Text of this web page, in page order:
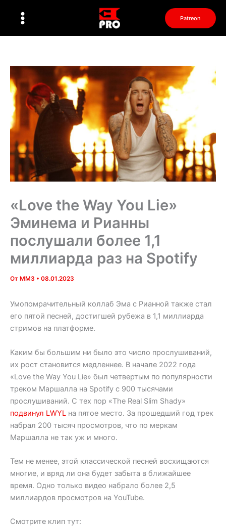
Patreon
«Love the Way You Lie»
Эминема и Рианны
послушали более 1,1
миллиарда раз на Spotify
От MM3 • 08.01.2023
Умопомрачительный коллаб Эма с Рианной также стал
его пятой песней, достигшей рубежа в 1,1 миллиарда
стримов на платформе.
Каким бы большим ни было это число прослушиваний,
их рост становится медленнее. В начале 2022 года
«Love the Way You Lie» был четвертым по популярности
треком Маршалла на Spotify с 900 тысячами
прослушиваний. С тех пор «The Real Slim Shady»
подвинул LWYL на пятое место. За прошедший год трек
набрал 200 тысяч просмотров, что по меркам
Маршалла не так уж и много.
Тем не менее, этой классической песней восхищаются
многие, и вряд ли она будет забыта в ближайшее
время. Одно только видео набрало более 2,5
миллиардов просмотров на YouTube.
Смотрите клип тут: